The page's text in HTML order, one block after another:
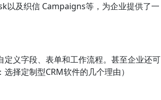
以及织信 Campaigns等，为企业提供了一
义字段、表单和工作流程。甚至企业还可
择定制型CRM软件的几个理由）